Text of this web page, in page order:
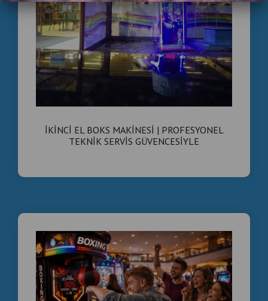
İKİNCİ EL BOKS MAKİNESİ | PROFESYONEL
TEKNİK SERVİS GÜVENCESİYLE